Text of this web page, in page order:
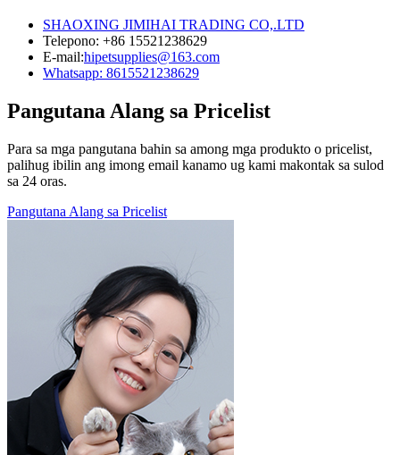
SHAOXING JIMIHAI TRADING CO,.LTD
Telepono: +86 15521238629
E-mail:hipetsupplies@163.com
Whatsapp: 8615521238629
Pangutana Alang sa Pricelist
Para sa mga pangutana bahin sa among mga produkto o pricelist,
palihug ibilin ang imong email kanamo ug kami makontak sa sulod
sa 24 oras.
Pangutana Alang sa Pricelist